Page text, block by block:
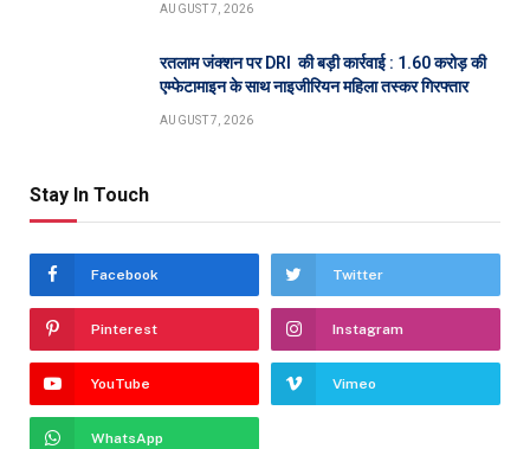
AUGUST 7, 2026
रतलाम जंक्शन पर DRI की बड़ी कार्रवाई : 1.60 करोड़ की
एम्फेटामाइन के साथ नाइजीरियन महिला तस्कर गिरफ्तार
AUGUST 7, 2026
Stay In Touch
Facebook Twitter
Pinterest Instagram
YouTube Vimeo
WhatsApp